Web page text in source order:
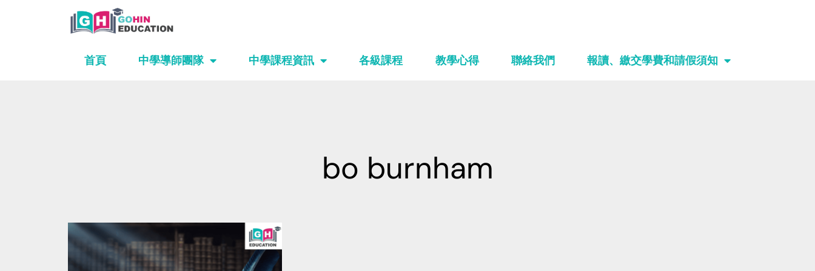
首頁 中學導師團隊 中學課程資訊 各級課程 教學心得 聯絡我們 報讀、繳交學費和請假須知
bo burnham